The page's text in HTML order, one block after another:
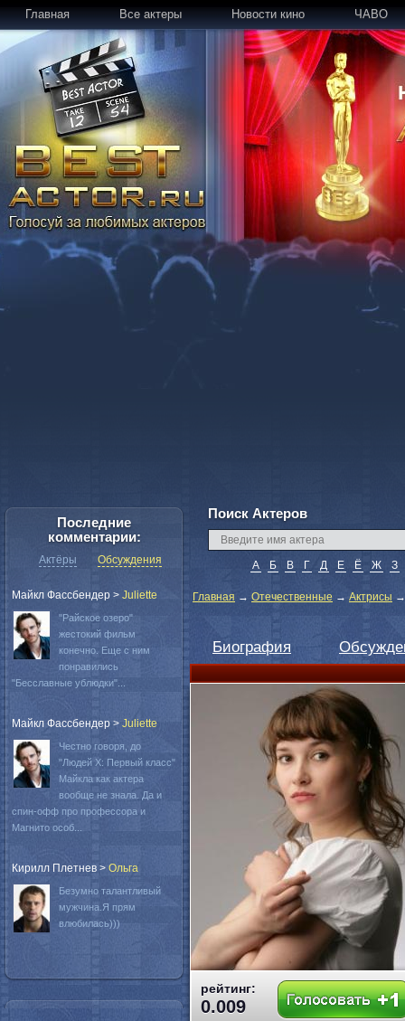
Главная Все актеры Новости кино ЧАВО
Поиск Актеров
А Б В Г Д Е Ё Ж З
Главная → Отечественные → Актрисы
Биография
рейтинг:
0.009
Последние
комментарии:
Актёры Обсуждения
Майкл Фассбендер > Juliette
"Райское озеро"
жестокий фильм
конечно. Еще с ним
понравились
"Бесславные ублюдки"...
Майкл Фассбендер > Juliette
Честно говоря, до
"Людей Х: Первый класс"
Майкла как актера
вообще не знала. Да и
спин-офф про профессора и
Магнито особ...
Кирилл Плетнев > Oльга
Безумно талантливый
мужчина.Я прям
влюбилась)))